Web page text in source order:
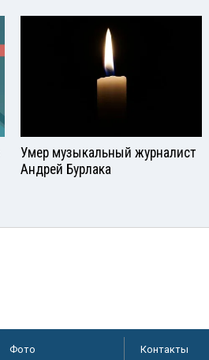
Умер музыкальный журналист
Андрей Бурлака
Фото Контакты